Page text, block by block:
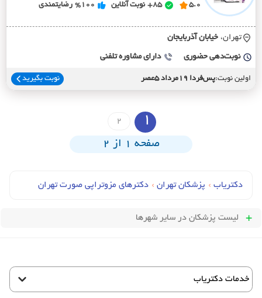
5.0
85+ نوبت آنلاین %100 رضایتمندی
تهران، خيابان آذربايجان
نوبت‌دهی حضوری دارای مشاوره تلفنی
اولین نوبت:پس‌فردا 19مرداد 5عصر نوبت بگیرید
1
2
صفحه 1 از 2
دکتریاب › پزشکان تهران › دکترهای مزوتراپی صورت تهران
لیست پزشکان در سایر شهرها
خدمات دکتریاب